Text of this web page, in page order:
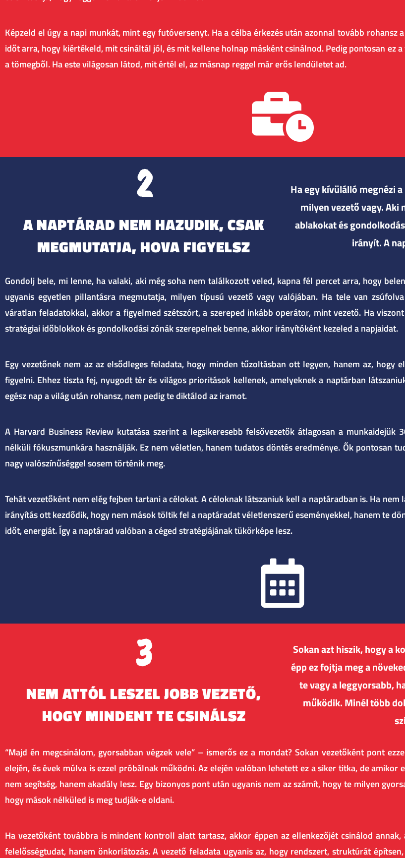
Képzeld el úgy a napi munkát, mint egy futóversenyt. Ha a célba érkezés után azonnal tovább rohansz
időt arra, hogy kiértékeld, mit csináltál jól, és mit kellene holnap másként csinálnod. Pedig pontosan ez
a tömegből. Ha este világosan látod, mit értél el, az másnap reggel már erős lendületet ad.
2
A NAPTÁRAD NEM HAZUDIK, CSAK
MEGMUTATJA, HOVA FIGYELSZ
Ha egy kívülálló megnézi
milyen vezető vagy.
ablakokat és
irányít. A
Gondolj bele, mi lenne, ha valaki, aki még soha nem találkozott veled, kapna fél percet arra, hogy
ugyanis egyetlen pillantásra megmutatja, milyen típusú vezető vagy valójában. Ha tele van
váratlan feladatokkal, akkor a figyelmed szétszórt, a szereped inkább operátor, mint vezető. Ha
stratégiai időblokkok és gondolkodási zónák szerepelnek benne, akkor irányítóként kezeled a napjaidat.
Egy vezetőnek nem az az elsődleges feladata, hogy minden tűzoltásban ott legyen, hanem az, hogy
figyelni. Ehhez tiszta fej, nyugodt tér és világos prioritások kellenek, amelyeknek a naptárban
egész nap a világ után rohansz, nem pedig te diktálod az iramot.
A Harvard Business Review kutatása szerint a legsikeresebb felsővezetők átlagosan a munkaidejük
nélküli fókuszmunkára használják. Ez nem véletlen, hanem tudatos döntés eredménye. Ők pontosan
nagy valószínűséggel sosem történik meg.
Tehát vezetőként nem elég fejben tartani a célokat. A céloknak látszaniuk kell a naptáradban is. Ha
irányítás ott kezdődik, hogy nem mások töltik fel a naptáradat véletlenszerű eseményekkel, hanem te
időt, energiát. Így a naptárad valóban a céged stratégiájának tükörképe lesz.
3
NEM ATTÓL LESZEL JOBB VEZETŐ,
HOGY MINDENT TE CSINÁLSZ
Sokan azt hiszik, hogy a
épp ez fojtja meg a
te vagy a leggyorsabb,
működik. Minél több
“Majd én megcsinálom, gyorsabban végzek vele” – ismerős ez a mondat? Sokan vezetőként pont
elején, és évek múlva is ezzel próbálnak működni. Az elején valóban lehetett ez a siker titka, de amikor
nem segítség, hanem akadály lesz. Egy bizonyos pont után ugyanis nem az számít, hogy te milyen
hogy mások nélküled is meg tudják-e oldani.
Ha vezetőként továbbra is mindent kontroll alatt tartasz, akkor éppen az ellenkezőjét csinálod annak,
felelősségtudat, hanem önkorlátozás. A vezető feladata ugyanis az, hogy rendszert, struktúrát